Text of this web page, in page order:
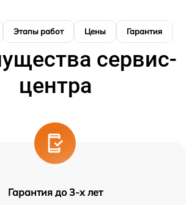
Этапы работ Цены Гарантия
сервис-
центра
Гарантия до 3-х лет